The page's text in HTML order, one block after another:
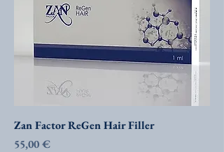
Zan Factor ReGen Hair Filler
Цена
55,00 €